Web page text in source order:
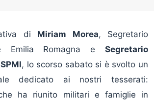
di Miriam Morea, Segretario
Emilia Romagna e Segretario
, lo scorso sabato si è svolto un
dedicato ai nostri tesserati:
ha riunito militari e famiglie in